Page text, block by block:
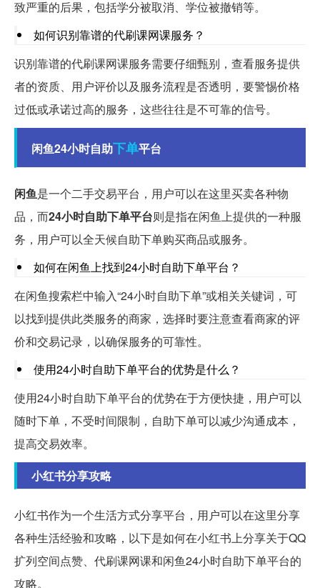
致严重的后果，包括学分被取消、学位被撤销等。
如何识别靠谱的代刷课网课服务？
识别靠谱的代刷课网课服务需要仔细甄别，查看服务提供
者的资质、用户评价以及服务流程是否透明，要警惕价格
过低或承诺过高的服务，这些往往是不可靠的信号。
闲鱼24小时自助下单平台
闲鱼是一个二手交易平台，用户可以在这里买卖各种物
品，而24小时自助下单平台则是指在闲鱼上提供的一种服
务，用户可以全天候自助下单购买商品或服务。
如何在闲鱼上找到24小时自助下单平台？
在闲鱼搜索栏中输入“24小时自助下单”或相关关键词，可
以找到提供此类服务的商家，选择时要注意查看商家的评
价和交易记录，以确保服务的可靠性。
使用24小时自助下单平台的优势是什么？
使用24小时自助下单平台的优势在于方便快捷，用户可以
随时下单，不受时间限制，自助下单可以减少沟通成本，
提高交易效率。
小红书分享攻略
小红书作为一个生活方式分享平台，用户可以在这里分享
各种生活经验和攻略，以下是如何在小红书上分享关于QQ
扩列空间点赞、代刷课网课和闲鱼24小时自助下单平台的
攻略。